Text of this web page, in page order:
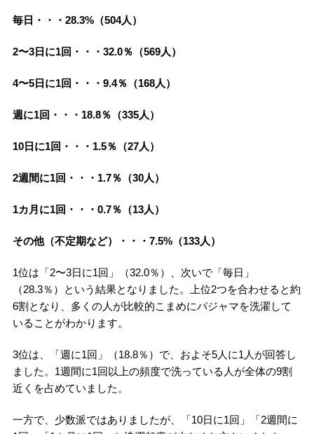
毎日・・・28.3%（504人）
2〜3日に1回・・・32.0％（569人）
4〜5日に1回・・・9.4％（168人）
週に1回・・・18.8％（335人）
10日に1回・・・1.5％（27人）
2週間に1回・・・1.7％（30人）
1カ月に1回・・・0.7％（13人）
その他（不定期など）・・・7.5%（133人）
1位は「2〜3日に1回」（32.0％）、次いで「毎日」
（28.3％）という結果となりました。上位2つを合わせると約
6割となり、多くの人が比較的こまめにパジャマを洗濯して
いることがわかります。
3位は、「週に1回」（18.8％）で、およそ5人に1人が回答し
ました。1週間に1回以上の頻度で洗っている人が全体の9割
近くを占めていました。
一方で、少数派ではありましたが、「10日に1回」「2週間に